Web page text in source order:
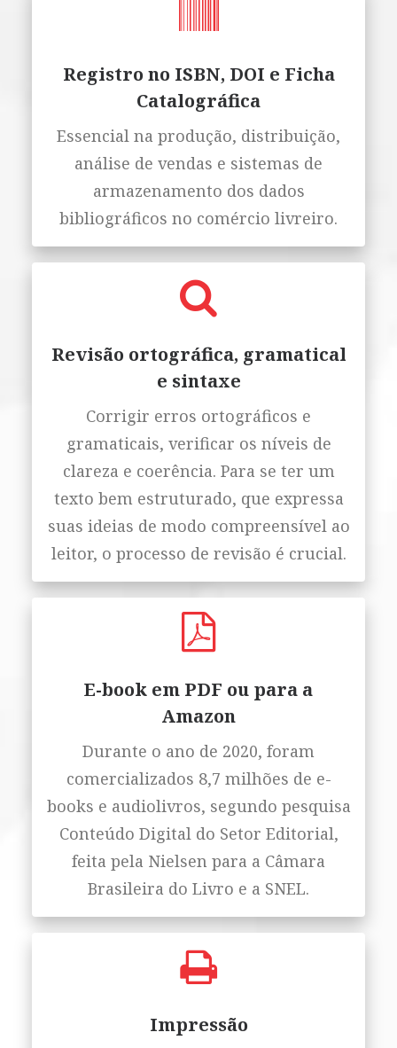
Registro no ISBN, DOI e Ficha
Catalográfica
Essencial na produção, distribuição,
análise de vendas e sistemas de
armazenamento dos dados
bibliográficos no comércio livreiro.
Revisão ortográfica, gramatical
e sintaxe
Corrigir erros ortográficos e
gramaticais, verificar os níveis de
clareza e coerência. Para se ter um
texto bem estruturado, que expressa
suas ideias de modo compreensível ao
leitor, o processo de revisão é crucial.
E-book em PDF ou para a
Amazon
Durante o ano de 2020, foram
comercializados 8,7 milhões de e-
books e audiolivros, segundo pesquisa
Conteúdo Digital do Setor Editorial,
feita pela Nielsen para a Câmara
Brasileira do Livro e a SNEL.
Impressão